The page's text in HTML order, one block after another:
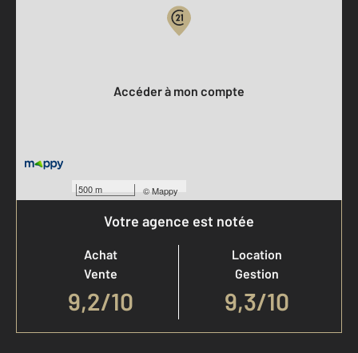
500 m ©Mappy
Accéder à mon compte
Votre agence est notée
Achat
Vente
9,2/10
Location
Gestion
9,3/10